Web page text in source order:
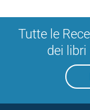
Tutte le
dei